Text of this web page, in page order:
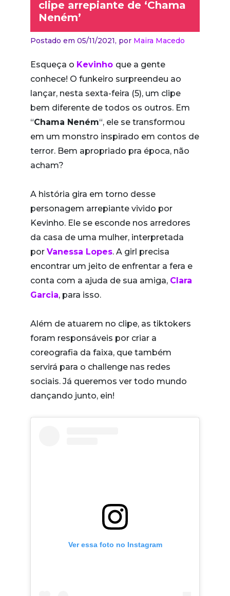
clipe arrepiante de ‘Chama
Neném’
Postado em 05/11/2021, por Maira Macedo
Esqueça o Kevinho que a gente
conhece! O funkeiro surpreendeu ao
lançar, nesta sexta-feira (5), um clipe
bem diferente de todos os outros. Em
“Chama Neném“, ele se transformou
em um monstro inspirado em contos de
terror. Bem apropriado pra época, não
acham?
A história gira em torno desse
personagem arrepiante vivido por
Kevinho. Ele se esconde nos arredores
da casa de uma mulher, interpretada
por Vanessa Lopes. A girl precisa
encontrar um jeito de enfrentar a fera e
conta com a ajuda de sua amiga, Clara
Garcia, para isso.
Além de atuarem no clipe, as tiktokers
foram responsáveis por criar a
coreografia da faixa, que também
servirá para o challenge nas redes
sociais. Já queremos ver todo mundo
dançando junto, ein!
Ver essa foto no Instagram